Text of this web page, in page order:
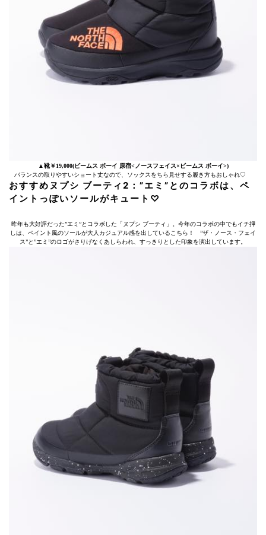
▲靴￥19,000(ビームス ボーイ 原宿<ノースフェイス×ビームス ボーイ>)
バランスの取りやすいショート丈なので、ソックスをちら見せする履き方もおしゃれ♡
おすすめヌプシ ブーティ2：”エミ”とのコラボは、ペ
イントっぽいソールがキュート♡
昨年も大好評だった”エミ”とコラボした「ヌプシ ブーティ」。今年のコラボの中でもイチ押
しは、ペイント風のソールが大人カジュアル感を出しているこちら！ ”ザ・ノース・フェイ
ス”と”エミ”のロゴがさりげなくあしらわれ、すっきりとした印象を演出しています。